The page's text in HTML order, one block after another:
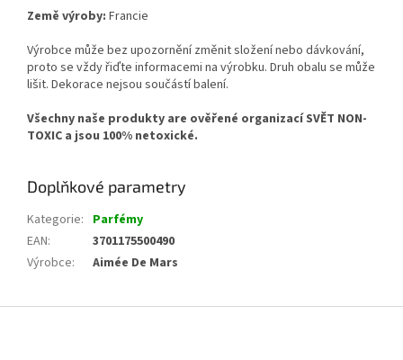
Země výroby: Francie
Výrobce může bez upozornění změnit složení nebo dávkování,
proto se vždy řiďte informacemi na výrobku. Druh obalu se může
lišit. Dekorace nejsou součástí balení.
Všechny naše produkty are ověřené organizací SVĚT NON-
TOXIC a jsou 100% netoxické.
Doplňkové parametry
Kategorie: Parfémy
EAN:
3701175500490
Výrobce: Aimée De Mars